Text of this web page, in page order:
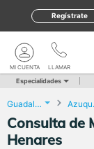
Regístrate
LLAMAR
MI CUENTA
Especialidades
Guadalajara
Consulta de
Henares